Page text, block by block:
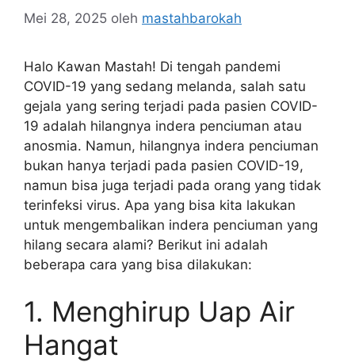
Mei 28, 2025 oleh mastahbarokah
Halo Kawan Mastah! Di tengah pandemi
COVID-19 yang sedang melanda, salah satu
gejala yang sering terjadi pada pasien COVID-
19 adalah hilangnya indera penciuman atau
anosmia. Namun, hilangnya indera penciuman
bukan hanya terjadi pada pasien COVID-19,
namun bisa juga terjadi pada orang yang tidak
terinfeksi virus. Apa yang bisa kita lakukan
untuk mengembalikan indera penciuman yang
hilang secara alami? Berikut ini adalah
beberapa cara yang bisa dilakukan:
1. Menghirup Uap Air
Hangat